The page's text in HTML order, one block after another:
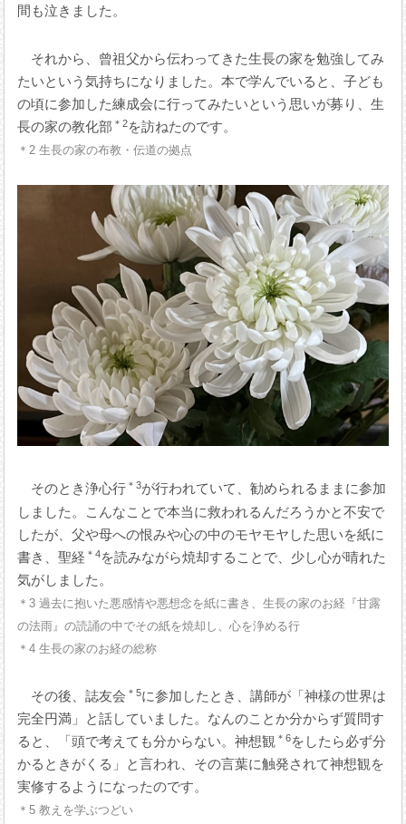
間も泣きました。
それから、曾祖父から伝わってきた生長の家を勉強してみ
たいという気持ちになりました。本で学んでいると、子ども
の頃に参加した練成会に行ってみたいという思いが募り、生
長の家の教化部 ＊2を訪ねたのです。
＊2 生長の家の布教・伝道の拠点
そのとき浄心行 ＊3が行われていて、勧められるままに参加
しました。こんなことで本当に救われるんだろうかと不安で
したが、父や母への恨みや心の中のモヤモヤした思いを紙に
書き、聖経 ＊4を読みながら焼却することで、少し心が晴れた
気がしました。
＊3 過去に抱いた悪感情や悪想念を紙に書き、生長の家のお経『甘露
の法雨』の読誦の中でその紙を焼却し、心を浄める行
＊4 生長の家のお経の総称
その後、誌友会 ＊5に参加したとき、講師が「神様の世界は
完全円満」と話していました。なんのことか分からず質問す
ると、「頭で考えても分からない。神想観 ＊6をしたら必ず分
かるときがくる」と言われ、その言葉に触発されて神想観を
実修するようになったのです。
＊5 教えを学ぶつどい